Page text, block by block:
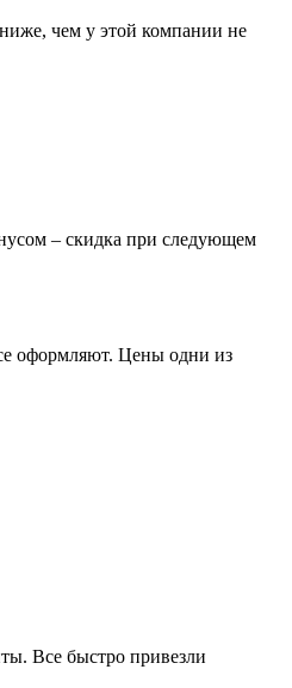
чем у этой компании не
– скидка при следующем
оформляют. Цены одни из
Все быстро привезли